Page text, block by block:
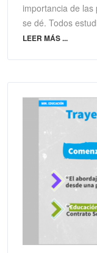
importancia de
se dé. Todos
LEER MÁS ...